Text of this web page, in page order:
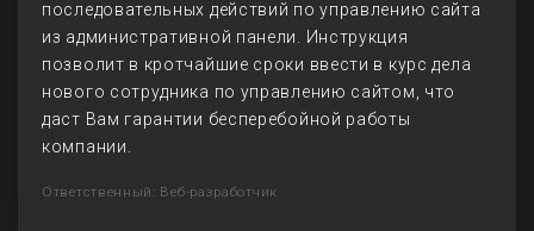
последовательных действий по управлению сайта
из административной панели. Инструкция
позволит в кротчайшие сроки ввести в курс дела
нового сотрудника по управлению сайтом, что
даст Вам гарантии бесперебойной работы
компании.
Ответственный: Веб-разработчик